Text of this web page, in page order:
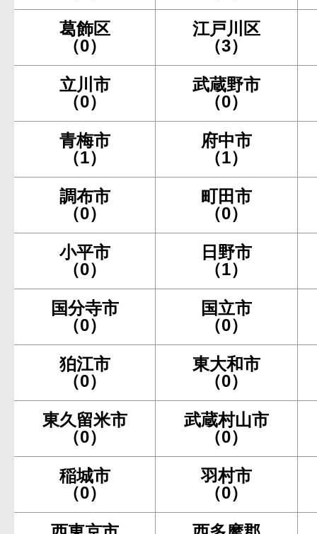
葛飾区
（0）
江戸川区
（3）
立川市
（0）
武蔵野市
（0）
青梅市
（1）
府中市
（1）
調布市
（0）
町田市
（0）
小平市
（0）
日野市
（1）
国分寺市
（0）
国立市
（0）
狛江市
（0）
東大和市
（0）
東久留米市
（0）
武蔵村山市
（0）
稲城市
（0）
羽村市
（0）